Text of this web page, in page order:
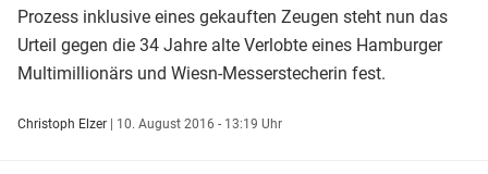
Prozess inklusive eines gekauften Zeugen steht nun das
Urteil gegen die 34 Jahre alte Verlobte eines Hamburger
Multimillionärs und Wiesn-Messerstecherin fest.
Christoph Elzer | 10. August 2016 - 13:19 Uhr